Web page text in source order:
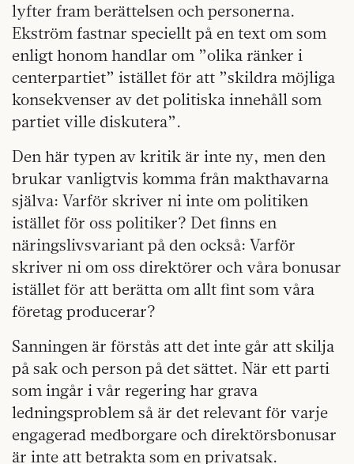
lyfter fram berättelsen och personerna.
Ekström fastnar speciellt på en text om som
enligt honom handlar om ”olika ränker i
centerpartiet” istället för att ”skildra möjliga
konsekvenser av det politiska innehåll som
partiet ville diskutera”.
Den här typen av kritik är inte ny, men den
brukar vanligtvis komma från makthavarna
själva: Varför skriver ni inte om politiken
istället för oss politiker? Det finns en
näringslivsvariant på den också: Varför
skriver ni om oss direktörer och våra bonusar
istället för att berätta om allt fint som våra
företag producerar?
Sanningen är förstås att det inte går att skilja
på sak och person på det sättet. När ett parti
som ingår i vår regering har grava
ledningsproblem så är det relevant för varje
engagerad medborgare och direktörsbonusar
är inte att betrakta som en privatsak.